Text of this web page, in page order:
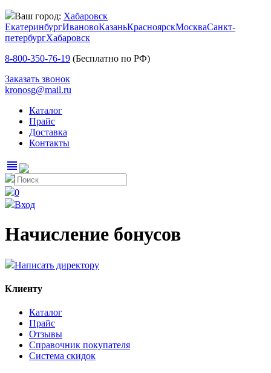
Ваш город: Хабаровск
ЕкатеринбургИвановоКазаньКрасноярскМоскваСанкт-
петербургХабаровск
8-800-350-76-19 (Бесплатно по РФ)
Заказать звонок
kronosg@mail.ru
Каталог
Прайс
Доставка
Контакты
view_headline
0
Вход
Начисление бонусов
Написать директору
Клиенту
Каталог
Прайс
Отзывы
Справочник покупателя
Система скидок